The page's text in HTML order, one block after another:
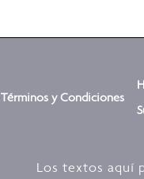
Términos y Condiciones
Los textos aquí